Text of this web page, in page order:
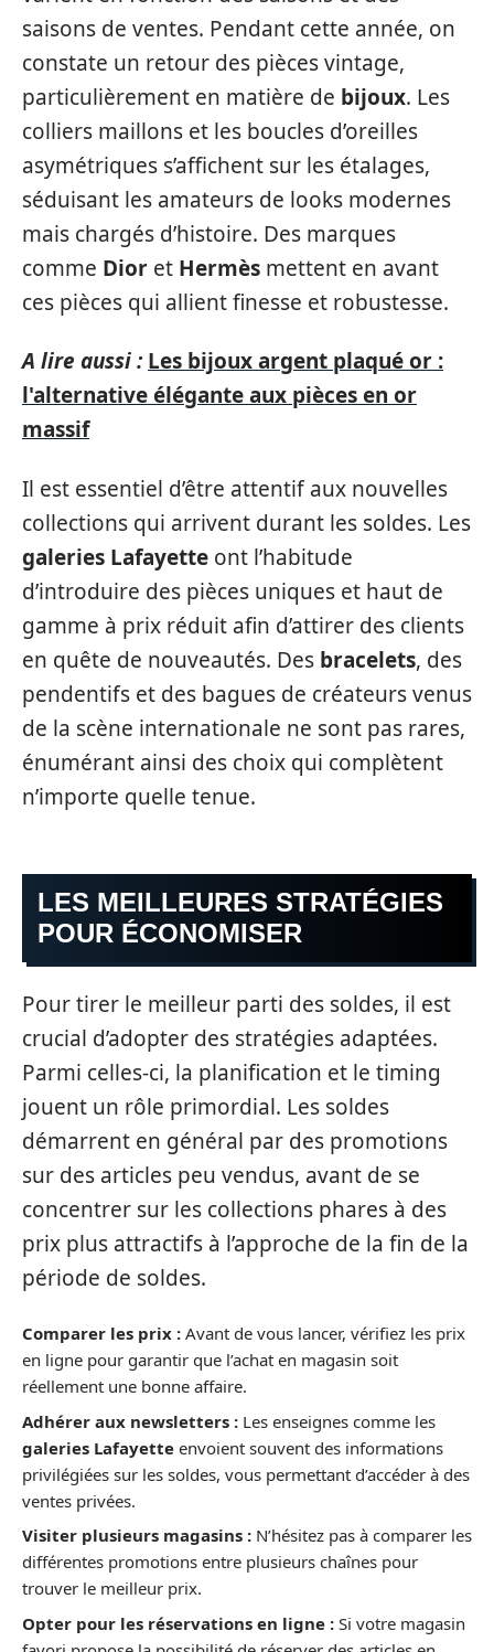
saisons de ventes. Pendant cette année, on
constate un retour des pièces vintage,
particulièrement en matière de bijoux. Les
colliers maillons et les boucles d’oreilles
asymétriques s’affichent sur les étalages,
séduisant les amateurs de looks modernes
mais chargés d’histoire. Des marques
comme Dior et Hermès mettent en avant
ces pièces qui allient finesse et robustesse.
A lire aussi : Les bijoux argent plaqué or :
l'alternative élégante aux pièces en or
massif
Il est essentiel d’être attentif aux nouvelles
collections qui arrivent durant les soldes. Les
galeries Lafayette ont l’habitude
d’introduire des pièces uniques et haut de
gamme à prix réduit afin d’attirer des clients
en quête de nouveautés. Des bracelets, des
pendentifs et des bagues de créateurs venus
de la scène internationale ne sont pas rares,
énumérant ainsi des choix qui complètent
n’importe quelle tenue.
LES MEILLEURES STRATÉGIES
POUR ÉCONOMISER
Pour tirer le meilleur parti des soldes, il est
crucial d’adopter des stratégies adaptées.
Parmi celles-ci, la planification et le timing
jouent un rôle primordial. Les soldes
démarrent en général par des promotions
sur des articles peu vendus, avant de se
concentrer sur les collections phares à des
prix plus attractifs à l’approche de la fin de la
période de soldes.
Comparer les prix : Avant de vous lancer, vérifiez les prix
en ligne pour garantir que l’achat en magasin soit
réellement une bonne affaire.
Adhérer aux newsletters : Les enseignes comme les
galeries Lafayette envoient souvent des informations
privilégiées sur les soldes, vous permettant d’accéder à des
ventes privées.
Visiter plusieurs magasins : N’hésitez pas à comparer les
différentes promotions entre plusieurs chaînes pour
trouver le meilleur prix.
Opter pour les réservations en ligne : Si votre magasin